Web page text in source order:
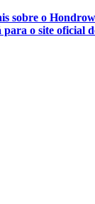
sobre o
o site oficial